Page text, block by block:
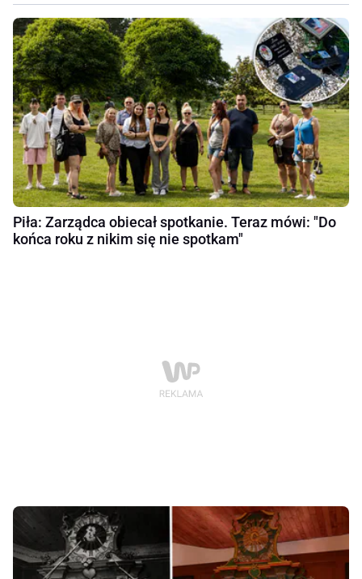
Piła: Zarządca obiecał spotkanie. Teraz mówi: "Do
końca roku z nikim się nie spotkam"